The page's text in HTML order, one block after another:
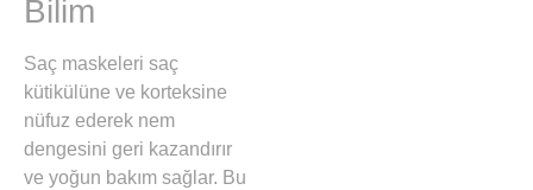
Bilim
Saç maskeleri saç
kütikülüne ve korteksine
nüfuz ederek nem
dengesini geri kazandırır
ve yoğun bakım sağlar. Bu